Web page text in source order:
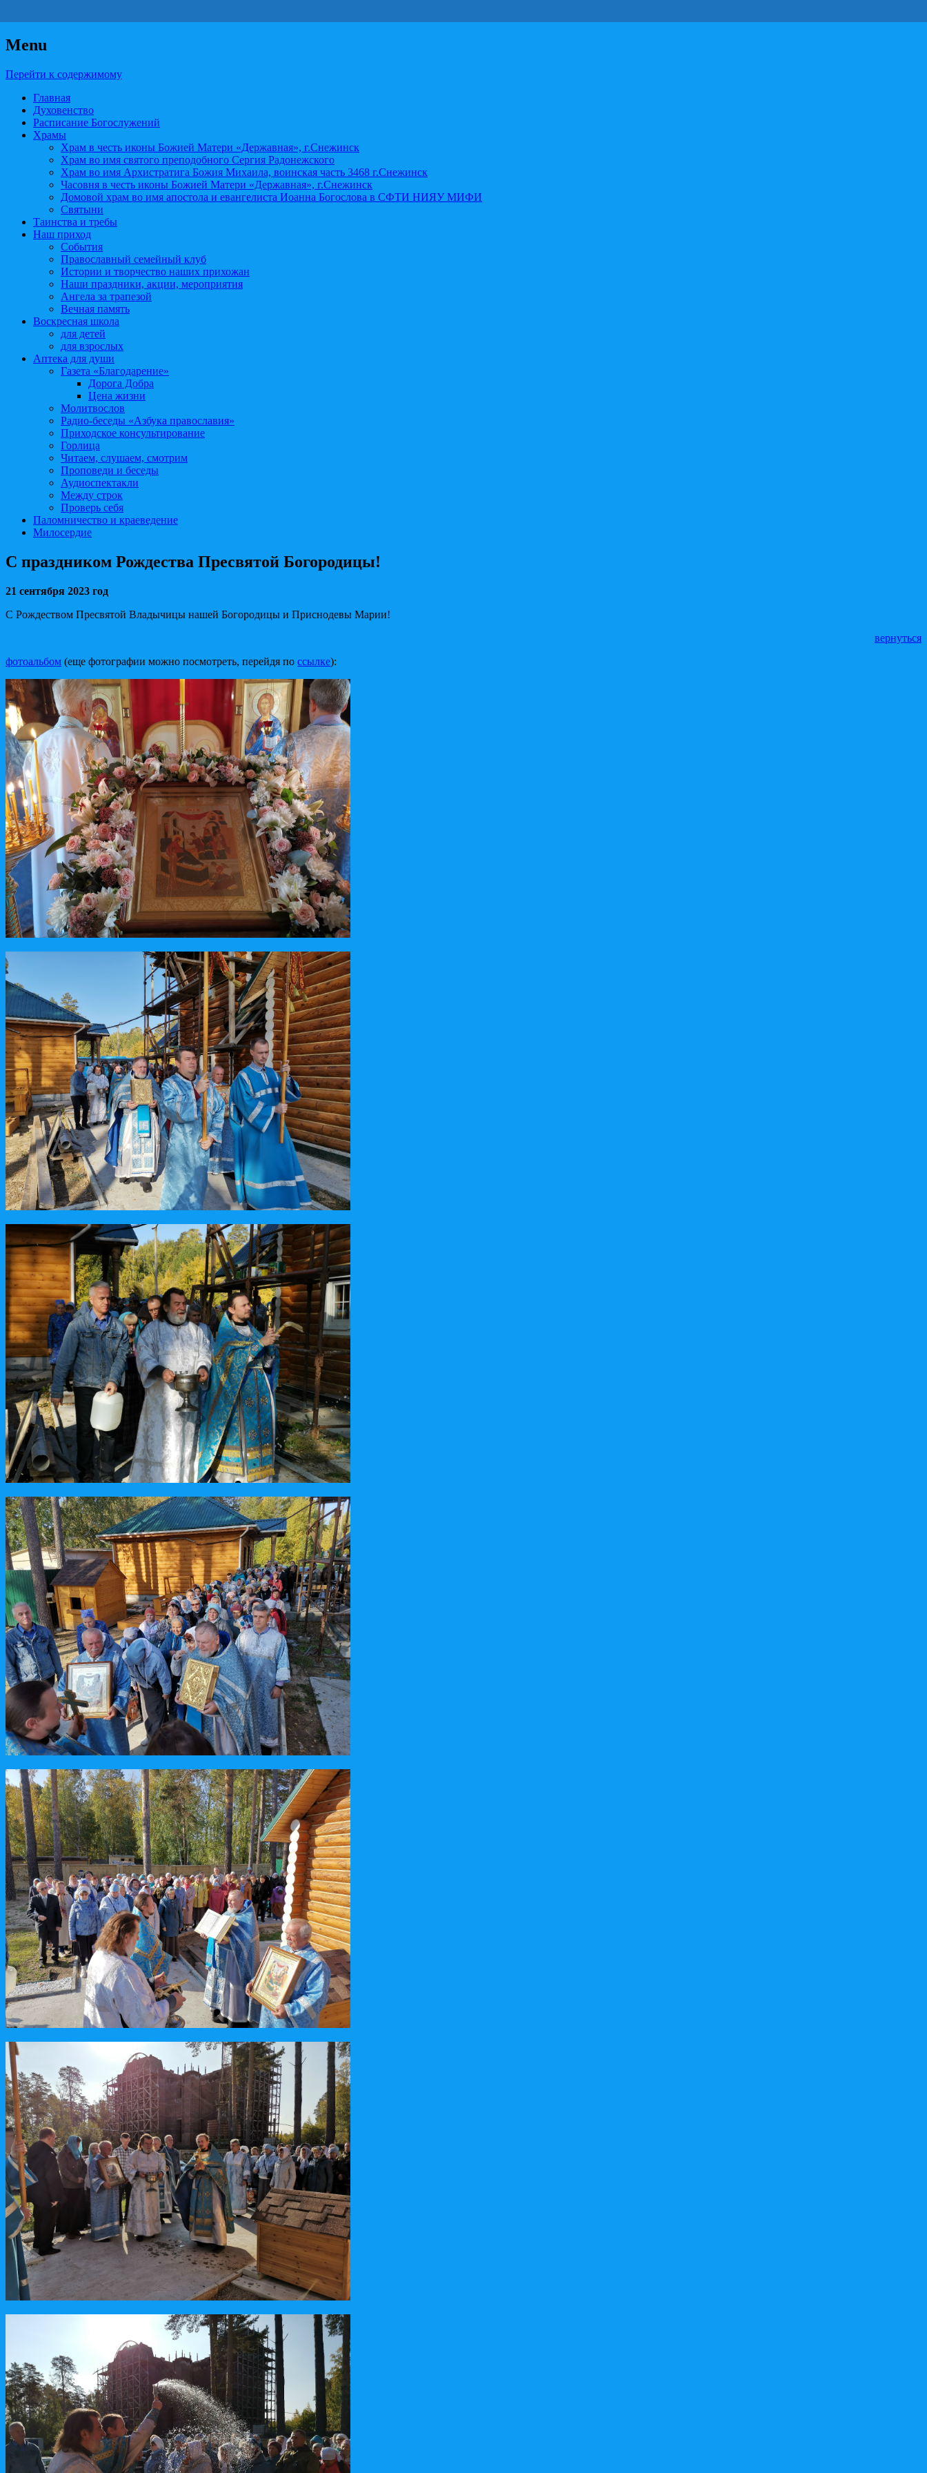
Menu
Перейти к содержимому
Главная
Духовенство
Расписание Богослужений
Храмы
Храм в честь иконы Божией Матери «Державная», г.Снежинск
Храм во имя святого преподобного Сергия Радонежского
Храм во имя Архистратига Божия Михаила, воинская часть 3468 г.Снежинск
Часовня в честь иконы Божией Матери «Державная», г.Снежинск
Домовой храм во имя апостола и евангелиста Иоанна Богослова в СФТИ НИЯУ МИФИ
Святыни
Таинства и требы
Наш приход
События
Православный семейный клуб
Истории и творчество наших прихожан
Наши праздники, акции, мероприятия
Ангела за трапезой
Вечная память
Воскресная школа
для детей
для взрослых
Аптека для души
Газета «Благодарение»
Дорога Добра
Цена жизни
Молитвослов
Радио-беседы «Азбука православия»
Приходское консультирование
Горлица
Читаем, слушаем, смотрим
Проповеди и беседы
Аудиоспектакли
Между строк
Проверь себя
Паломничество и краеведение
Милосердие
С праздником Рождества Пресвятой Богородицы!
21 сентября 2023 год
С Рождеством Пресвятой Владычицы нашей Богородицы и Приснодевы Марии!
вернуться
фотоальбом (еще фотографии можно посмотреть, перейдя по ссылке):